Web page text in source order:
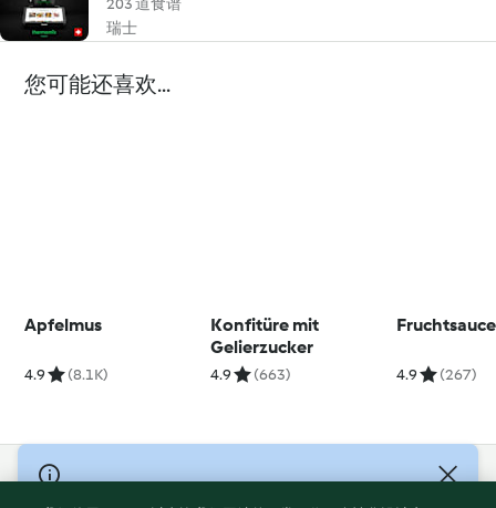
203 道食谱
瑞士
您可能还喜欢...
Apfelmus
4.9 (8.1K)
Konfitüre mit
Gelierzucker
4.9 (663)
Fruchtsauce
4.9 (267)
© Copyright 2021-2023 福维克信息科技(上海)有限公司 版权所有